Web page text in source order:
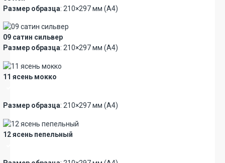
Размер образца: 210×297 мм (А4)
09 сатин сильвер
Размер образца: 210×297 мм (А4)
11 ясень мокко
Размер образца: 210×297 мм (А4)
12 ясень пепельный